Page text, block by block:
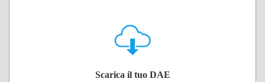
Scarica il tuo DAE